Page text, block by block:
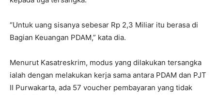
“Untuk uang sisanya sebesar Rp 2,3 Miliar itu berasa di
Bagian Keuangan PDAM,” kata dia.
Menurut Kasatreskrim, modus yang dilakukan tersangka
ialah dengan melakukan kerja sama antara PDAM dan PJT
II Purwakarta, ada 57 voucher pembayaran yang tidak